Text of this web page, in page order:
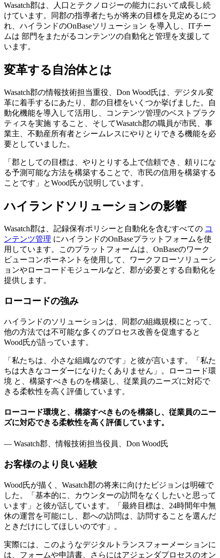
Wasatch郡は、人口とテクノロジーの能力において成長し続
けています。同郡の指導者たちが将来の目標を見定めるにつ
れ、ハイランドのOnBaseソリューション を導入し、ITチー
ムは 部門をまたがるコンテンツの自動化と管理を支援して
います。
変革する自治体とは
Wasatch郡の情報技術担当重役、Don Wood氏は、デジタル変
革に着手するにあたり、郡の目標をいくつか挙げました。自
動化機能を導入して活用し、コンテンツ管理のベストプラク
ティスを実施 すること、そしてWasatch郡の職員が市民、事
業主、不動産所有者とシームレスにやりとりできる機能を必
要としていました。
「郡としての目標は、やりとりする上で信頼でき、頼りにな
る予測可能な方法を構築することで、市民の信用を構築する
ことです」とWood氏が説明しています。
ハイランドソリューションの影響
Wasatch郡は、記録保有ポリシーと自動化を含むすべての コ
ンテンツ管理 にハイランドのOnBaseプラットフォームを使
用しています。このプラットフォームは、OnBaseのワーク
ビューコンポーネントを使用して、ワークフローソリューシ
ョンやローコードモジュールなど、郡が必要とする自動化を
提供します。
ローコードの強み
ハイランドのソリューションは、同郡の組織規模にとって、
他の方法では不可能な多くのプロセス改善を促進すると
Wood氏が語っています。
「私たちは、小さな組織なのです」と彼が言います。「私た
ちは大きなコーダーになりたくありません」。ローコード環
境 と、構築すべきものを構築し、従業員のニーズに対応で
きる柔軟性を高く評価しています。
ローコード環境と、構築すべきものを構築し、従業員のニー
ズに対応できる柔軟性を高く評価しています。
— Wasatch郡、情報技術担当役員、Don Wood氏
お客様のより良い経験
Wood氏が描く、Wasatch郡の将来に向けたビジョンは明確で
した。「基本的に、カウンターの訪問をなくしたいと思って
います」と彼が話しています。「最終目標は、24時間年中無
休の運営を可能にし、郡への訪問は、訪問することを選んだ
ときだけにしてほしいのです」。
実際には、このようなデジタルトランスフォーメーションに
は、フォームや申請書、さらにはアジェンダプロセスのオン